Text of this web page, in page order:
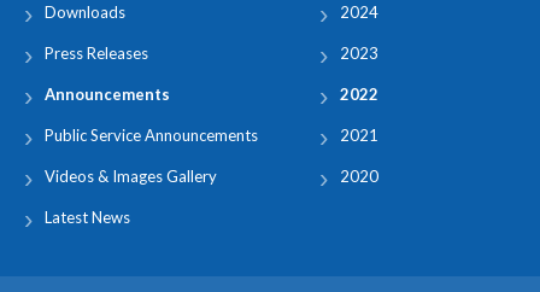
Downloads
Press Releases
Announcements
Public Service Announcements
Videos & Images Gallery
Latest News
2024
2023
2022
2021
2020